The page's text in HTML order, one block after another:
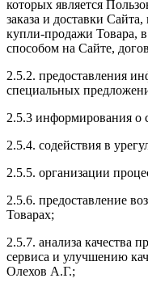
которых является
заказа и доставки
купли-продажи Товара,
способом на Сайте,
2.5.2. предоставления
специальных
2.5.3 информирования о
2.5.4. содействия в
2.5.5. организации
2.5.6. предоставление
Товарах;
2.5.7. анализа качества
сервиса и улучшению
Олехов А.Г.;